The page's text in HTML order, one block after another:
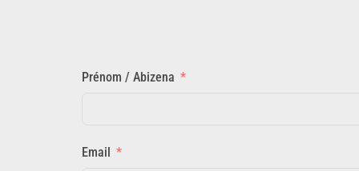
Prénom / Abizena
Email